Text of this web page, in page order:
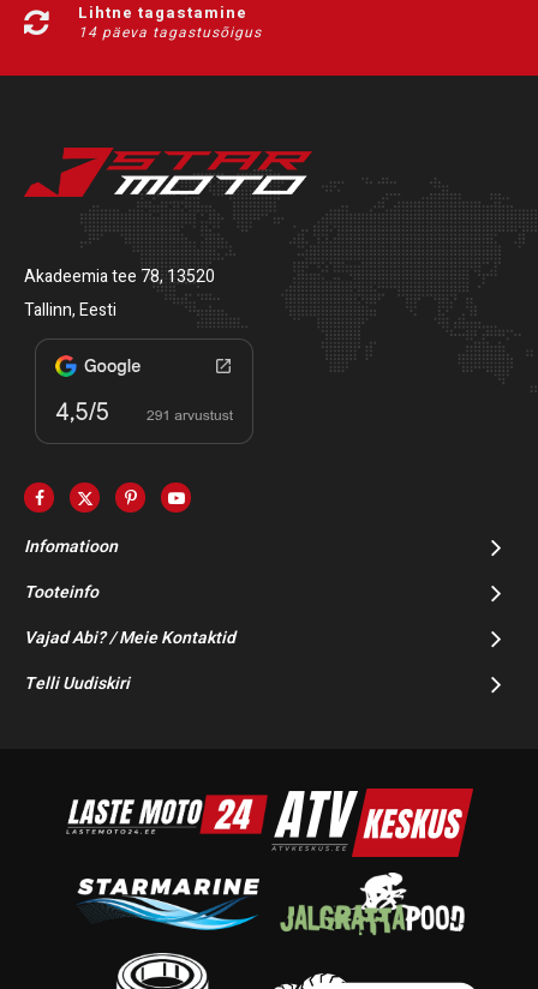
Lihtne tagastamine
14 päeva tagastusõigus
Akadeemia tee 78, 13520
Tallinn, Eesti
Infomatioon
Tooteinfo
Vajad Abi? / Meie Kontaktid
Telli Uudiskiri